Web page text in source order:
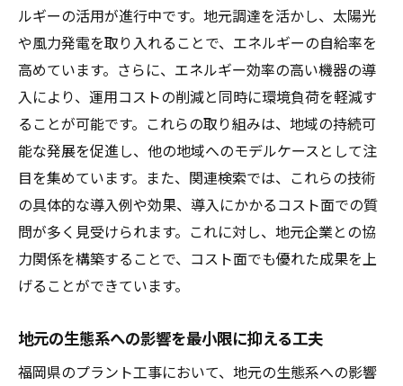
ルギーの活用が進行中です。地元調達を活かし、太陽光
や風力発電を取り入れることで、エネルギーの自給率を
高めています。さらに、エネルギー効率の高い機器の導
入により、運用コストの削減と同時に環境負荷を軽減す
ることが可能です。これらの取り組みは、地域の持続可
能な発展を促進し、他の地域へのモデルケースとして注
目を集めています。また、関連検索では、これらの技術
の具体的な導入例や効果、導入にかかるコスト面での質
問が多く見受けられます。これに対し、地元企業との協
力関係を構築することで、コスト面でも優れた成果を上
げることができています。
地元の生態系への影響を最小限に抑える工夫
福岡県のプラント工事において、地元の生態系への影響